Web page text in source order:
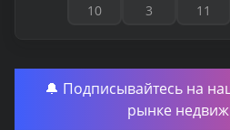
10 3 11
🔔 Подписывайтесь на
рынке